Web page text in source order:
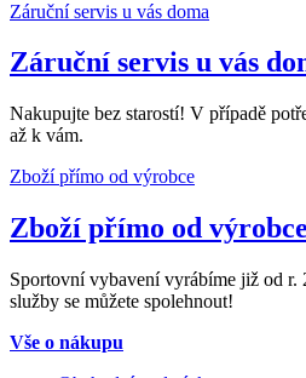
Záruční servis u vás doma
Záruční servis u vás
Nakupujte bez starostí! V případě
až k vám.
Zboží přímo od výrobce
Zboží přímo od výrobce
Sportovní vybavení vyrábíme již od r.
služby se můžete spolehnout!
Vše o nákupu